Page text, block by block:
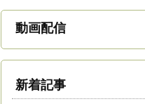
動画配信
新着記事